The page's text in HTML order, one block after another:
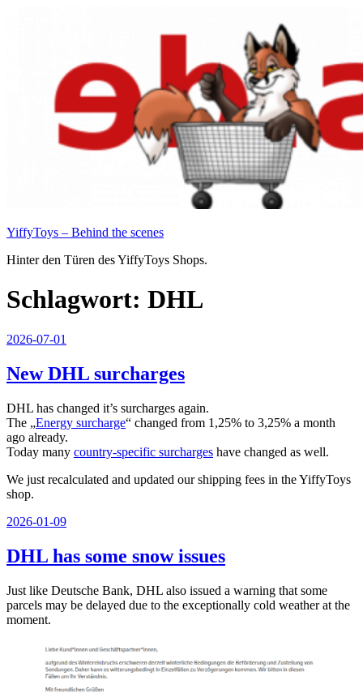
YiffyToys – Behind the scenes
Hinter den Türen des YiffyToys Shops.
Schlagwort: DHL
Veröffentlicht
2026-07-01
New DHL surcharges
DHL has changed it’s surcharges again.
The „Energy surcharge“ changed from 1,25% to 3,25% a month
ago already.
Today many country-specific surcharges have changed as well.
We just recalculated and updated our shipping fees in the YiffyToys
shop.
Veröffentlicht
2026-01-09
DHL has some snow issues
Just like Deutsche Bank, DHL also issued a warning that some
parcels may be delayed due to the exceptionally cold weather at the
moment.